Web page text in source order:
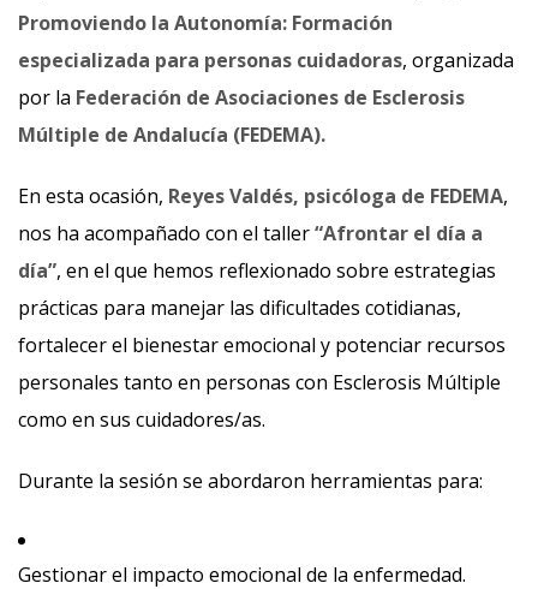
Promoviendo la Autonomía: Formación
especializada para personas cuidadoras, organizada
por la Federación de Asociaciones de Esclerosis
Múltiple de Andalucía (FEDEMA).
En esta ocasión, Reyes Valdés, psicóloga de FEDEMA,
nos ha acompañado con el taller“Afrontar el día a
día”, en el que hemos reflexionado sobre estrategias
prácticas para manejar las dificultades cotidianas,
fortalecer el bienestar emocional y potenciar recursos
personales tanto en personas con Esclerosis Múltiple
como en sus cuidadores/as.
Durante la sesión se abordaron herramientas para:
Gestionar el impacto emocional de la enfermedad.